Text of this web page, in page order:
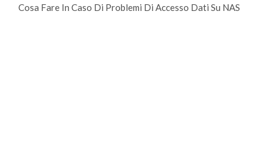
Cosa Fare In Caso Di Problemi Di Accesso Dati Su NAS